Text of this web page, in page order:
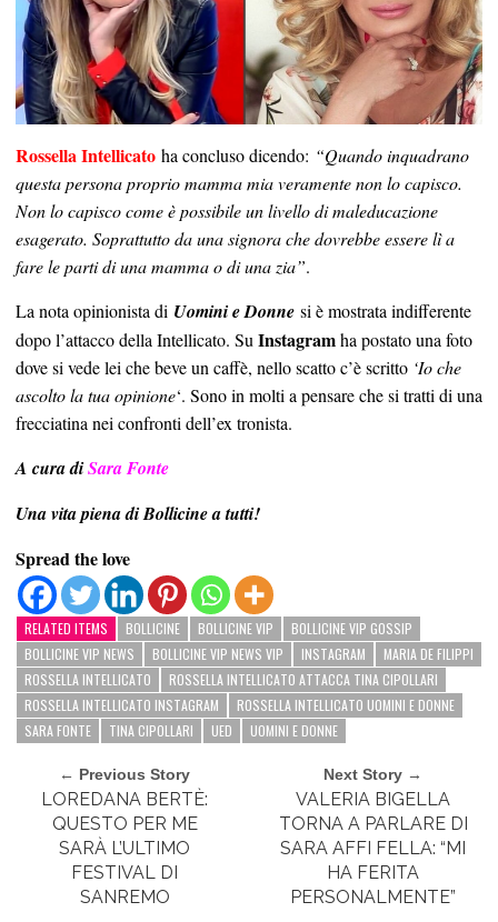
Rossella Intellicato ha concluso dicendo: “Quando inquadrano
questa persona proprio mamma mia veramente non lo capisco.
Non lo capisco come è possibile un livello di maleducazione
esagerato. Soprattutto da una signora che dovrebbe essere lì a
fare le parti di una mamma o di una zia”.
La nota opinionista di Uomini e Donne si è mostrata indifferente
dopo l’attacco della Intellicato. SuInstagramha postato una foto
dove si vede lei che beve un caffè, nello scatto c’è scritto ‘Io che
ascolto la tua opinione‘. Sono in molti a pensare che si tratti di una
frecciatina nei confronti dell’ex tronista.
A cura diSara Fonte
Una vita piena di Bollicine a tutti!
Spread the love
RELATED ITEMS BOLLICINE BOLLICINE VIP
BOLLICINE VIP GOSSIP
BOLLICINE VIP NEWS
BOLLICINE VIP NEWS VIP INSTAGRAM
MARIA DE FILIPPI
ROSSELLA INTELLICATO
ROSSELLA INTELLICATO ATTACCA TINA CIPOLLARI
ROSSELLA INTELLICATO INSTAGRAM
ROSSELLA INTELLICATO UOMINI E DONNE
SARA FONTE
TINA CIPOLLARI UED UOMINI E DONNE
← Previous Story
LOREDANA BERTÈ:
QUESTO PER ME
SARÀ L’ULTIMO
FESTIVAL DI
SANREMO
Next Story →
VALERIA BIGELLA
TORNA A PARLARE DI
SARA AFFI FELLA: “MI
HA FERITA
PERSONALMENTE”